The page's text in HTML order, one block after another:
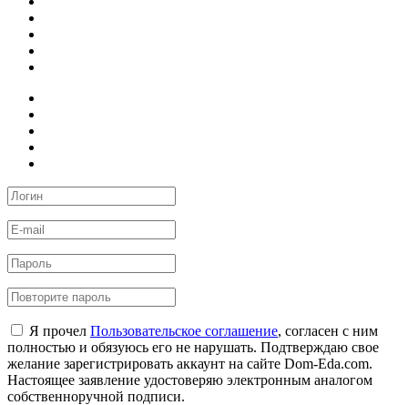
Я прочел Пользовательское соглашение, согласен с ним
полностью и обязуюсь его не нарушать. Подтверждаю свое
желание зарегистрировать аккаунт на сайте Dom-Eda.com.
Настоящее заявление удостоверяю электронным аналогом
собственноручной подписи.